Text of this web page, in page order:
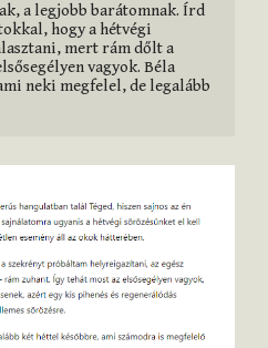
a legjobb barátomnak. Írd
hogy a hétvégi
mert rám dőlt a
vagyok. Béla
neki megfelel, de legalább